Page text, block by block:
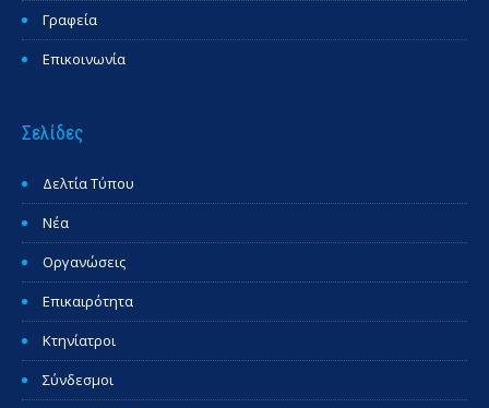
Γραφεία
Επικοινωνία
Σελίδες
Δελτία Τύπου
Νέα
Οργανώσεις
Επικαιρότητα
Κτηνίατροι
Σύνδεσμοι